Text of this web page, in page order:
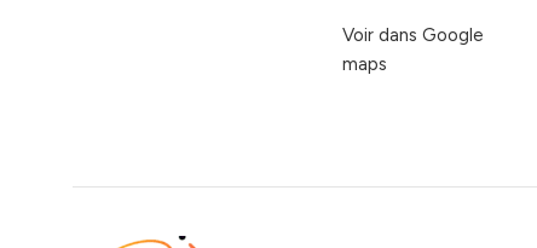
Voir dans Google
maps